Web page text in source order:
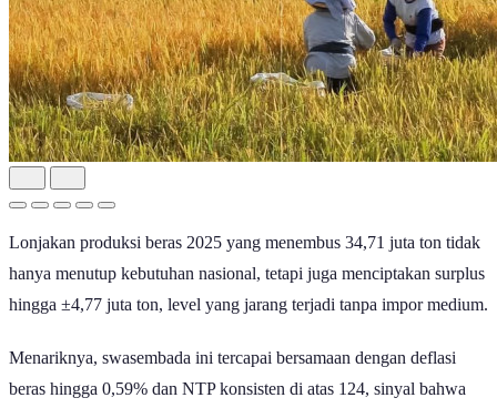
Lonjakan produksi beras 2025 yang menembus 34,71 juta ton tidak
hanya menutup kebutuhan nasional, tetapi juga menciptakan surplus
hingga ±4,77 juta ton, level yang jarang terjadi tanpa impor medium.
Menariknya, swasembada ini tercapai bersamaan dengan deflasi
beras hingga 0,59% dan NTP konsisten di atas 124, sinyal bahwa